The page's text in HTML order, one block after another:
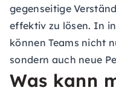
gegenseitige
effektiv zu lösen. In
können Teams nicht
sondern auch neue
Was kann